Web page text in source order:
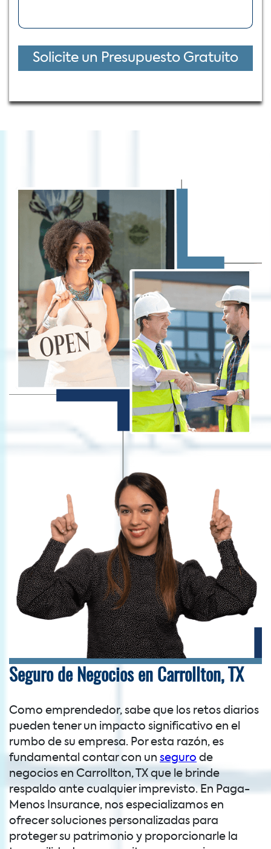
Seguro de Negocios en Carrollton, TX
Como emprendedor, sabe que los retos diarios
pueden tener un impacto significativo en el
rumbo de su empresa. Por esta razón, es
fundamental contar con un seguro de
negocios en Carrollton, TX que le brinde
respaldo ante cualquier imprevisto. En Paga-
Menos Insurance, nos especializamos en
ofrecer soluciones personalizadas para
proteger su patrimonio y proporcionarle la